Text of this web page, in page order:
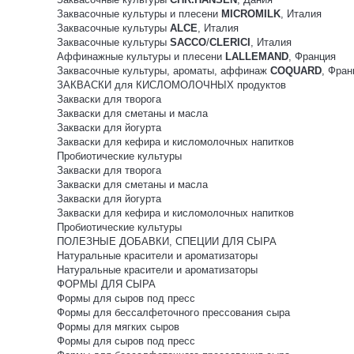
Заквасочные культуры и плесени MICROMILK, Италия
Заквасочные культуры ALCE, Италия
Заквасочные культуры SACCO/CLERICI , Италия
Аффинажные культуры и плесени LALLEMAND, Франция
Заквасочные культуры, ароматы, аффинаж COQUARD,
ЗАКВАСКИ для КИСЛОМОЛОЧНЫХ продуктов
Закваски для творога
Закваски для сметаны и масла
Закваски для йогурта
Закваски для кефира и кисломолочных напитков
Пробиотические культуры
Закваски для творога
Закваски для сметаны и масла
Закваски для йогурта
Закваски для кефира и кисломолочных напитков
Пробиотические культуры
ПОЛЕЗНЫЕ ДОБАВКИ, СПЕЦИИ ДЛЯ СЫРА
Натуральные красители и ароматизаторы
Натуральные красители и ароматизаторы
ФОРМЫ ДЛЯ СЫРА
Формы для сыров под пресс
Формы для бессалфеточного прессования сыра
Формы для мягких сыров
Формы для сыров под пресс